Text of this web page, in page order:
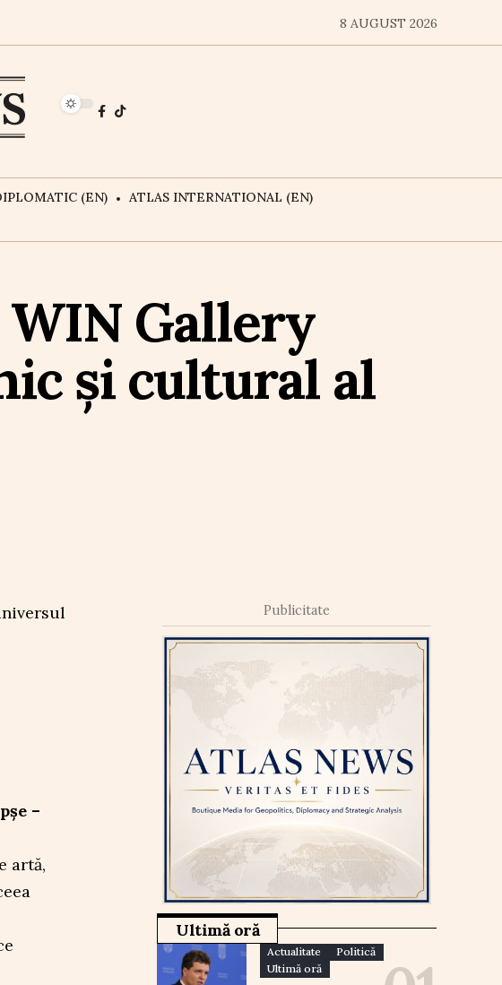
8 AUGUST 2026
(EN)
ATLAS INTERNATIONAL (EN)
Gallery
și cultural al
–
artă,
Publicitate
Ultimă oră
Actualitate
Politică
Ultimă oră